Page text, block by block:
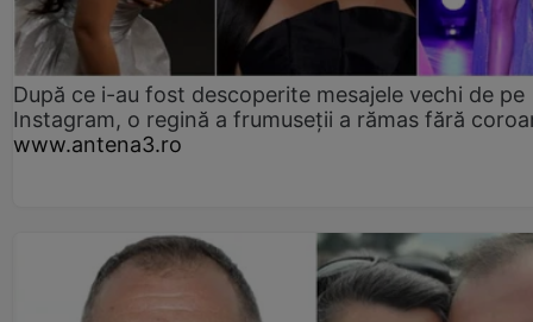
După ce i-au fost descoperite mesajele vechi de pe
Instagram, o regină a frumuseții a rămas fără
www.antena3.ro